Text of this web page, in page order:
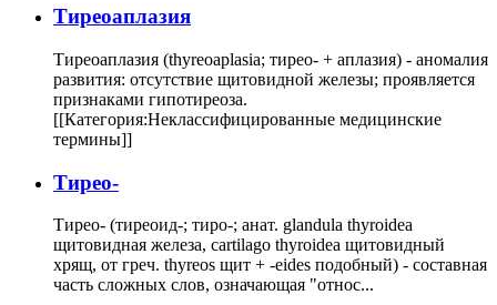
Тиреоаплазия
Тиреоаплазия (thyreoaplasia; тирео- + аплазия) - аномалия
развития: отсутствие щитовидной железы; проявляется
признаками гипотиреоза.
[[Категория:Неклассифицированные медицинские
термины]]
Тирео-
Тирео- (тиреоид-; тиро-; анат. glandula thyroidea
щитовидная железа, cartilago thyroidea щитовидный
хрящ, от греч. thyreos щит + -eides подобный) - составная
часть сложных слов, означающая "относ...